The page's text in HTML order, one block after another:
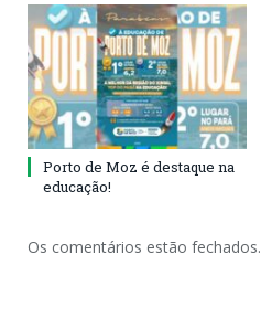
Porto de Moz é destaque na
educação!
Os comentários estão fechados.